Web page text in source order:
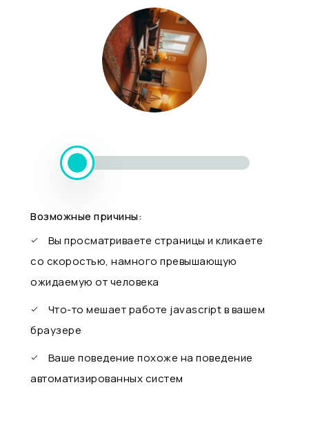
Возможные причины:
Вы просматриваете страницы и кликаете
со скоростью, намного превышающую
ожидаемую от человека
Что-то мешает работе javascript в вашем
браузере
Ваше поведение похоже на поведение
автоматизированных систем